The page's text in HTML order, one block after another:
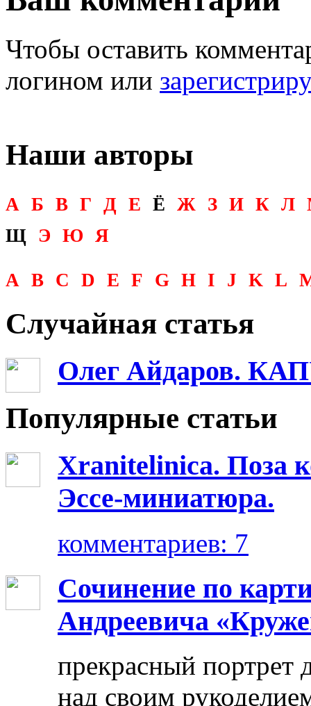
Чтобы оставить
логином или
Наши авторы
А Б В Г Д Е Ё Ж З И К Л
Щ
Э Ю Я
A B C D E F G H I J K L
Случайная статья
Олег Айдаров.
Популярные статьи
Xranitelinica. Поза
Эссе-миниатюра.
комментариев: 7
Сочинение по
Андреевича
прекрасный портрет
над своим